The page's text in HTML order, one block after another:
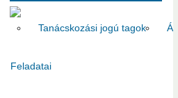
Tanácskozási jogú tagok
Feladatai